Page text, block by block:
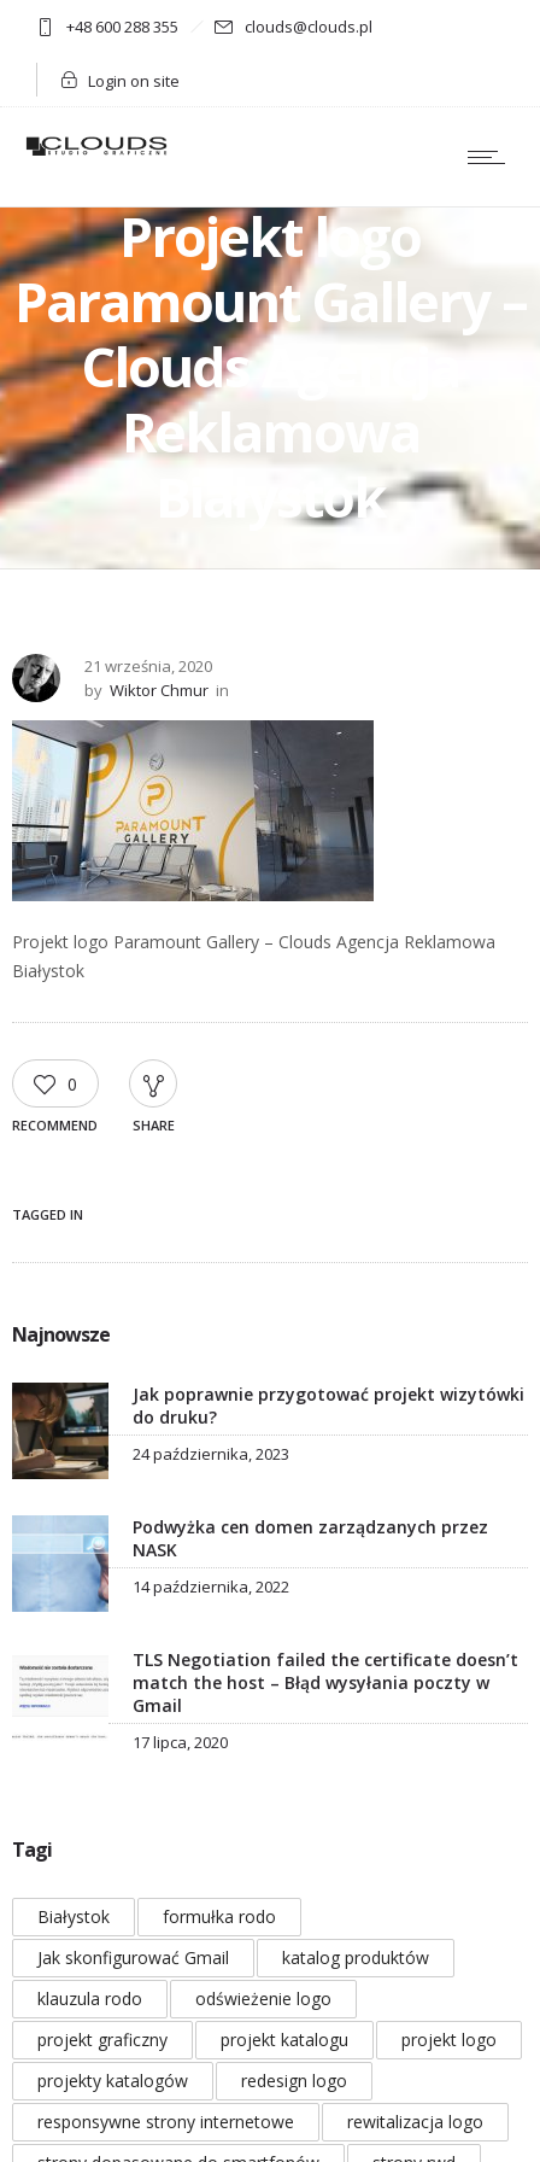
+48 600 288 355 clouds@clouds.pl
Login on site
Projekt logo
Paramount Gallery –
Clouds Agencja
Reklamowa
Białystok
21 września, 2020
by Wiktor Chmur in
Projekt logo Paramount Gallery – Clouds Agencja Reklamowa
Białystok
0
RECOMMEND SHARE
TAGGED IN
Najnowsze
Jak poprawnie przygotować projekt wizytówki
do druku?
24 października, 2023
Podwyżka cen domen zarządzanych przez
NASK
14 października, 2022
TLS Negotiation failed the certificate doesn’t
match the host – Błąd wysyłania poczty w
Gmail
17 lipca, 2020
Tagi
Białystok
formułka rodo
Jak skonfigurować Gmail
katalog produktów
klauzula rodo
odświeżenie logo
projekt graficzny
projekt katalogu
projekt logo
projekty katalogów
redesign logo
responsywne strony internetowe
rewitalizacja logo